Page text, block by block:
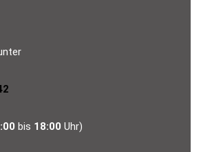
bis 18:00 Uhr)